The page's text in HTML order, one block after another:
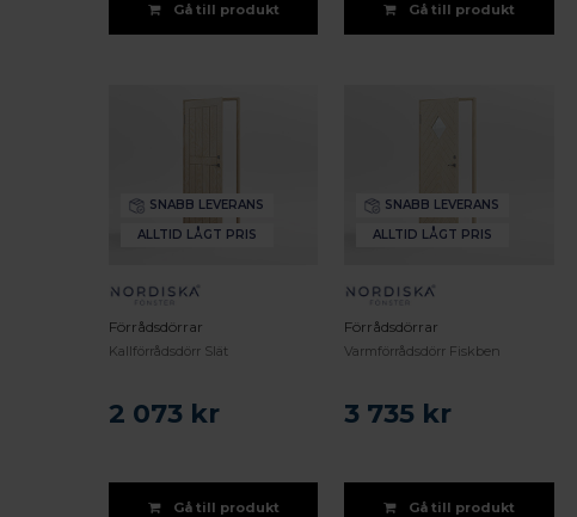
Gå till produkt Gå till produkt
SNABB LEVERANS
ALLTID LÅGT PRIS
Förrådsdörrar
Kallförrådsdörr Slät
2 073 kr
Gå till produkt
SNABB LEVERANS
ALLTID LÅGT PRIS
Förrådsdörrar
Varmförrådsdörr Fiskben
3 735 kr
Gå till produkt